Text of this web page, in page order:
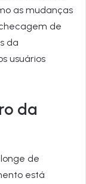
as mudanças
de
da
usuários
da
de
está